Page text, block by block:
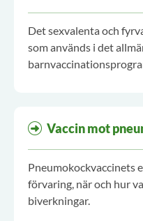
Det sexvalenta och
som används i det
Vaccin mot
Pneumokockvaccinets
förvaring, när och hur
biverkningar.